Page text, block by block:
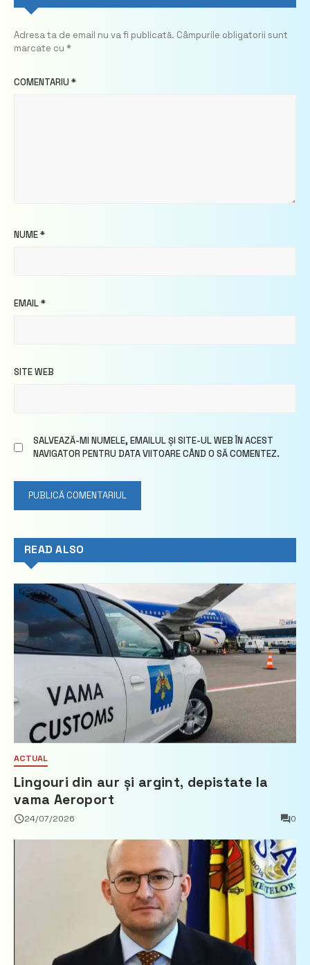
Adresa ta de email nu va fi publicată. Câmpurile obligatorii sunt
marcate cu *
COMENTARIU *
NUME*
EMAIL*
SITE WEB
SALVEAZĂ-MI NUMELE, EMAILUL ȘI SITE-UL WEB ÎN ACEST
NAVIGATOR PENTRU DATA VIITOARE CÂND O SĂ COMENTEZ.
READ ALSO
ACTUAL
Lingouri din aur și argint, depistate la
vama Aeroport
24/07/2026 0